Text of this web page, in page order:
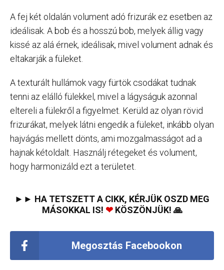
A fej két oldalán volument adó frizurák ez esetben az
ideálisak. A bob és a hosszú bob, melyek állig vagy
kissé az alá érnek, ideálisak, mivel volument adnak és
eltakarják a füleket.
A texturált hullámok vagy fürtök csodákat tudnak
tenni az elálló fülekkel, mivel a lágyságuk azonnal
eltereli a fülekről a figyelmet. Kerüld az olyan rövid
frizurákat, melyek látni engedik a füleket, inkább olyan
hajvágás mellett dönts, ami mozgalmasságot ad a
hajnak kétoldalt. Használj rétegeket és volument,
hogy harmonizáld ezt a területet.
►► HA TETSZETT A CIKK, KÉRJÜK OSZD MEG
MÁSOKKAL IS! ❤KÖSZÖNJÜK! 🙏
Megosztás Facebookon